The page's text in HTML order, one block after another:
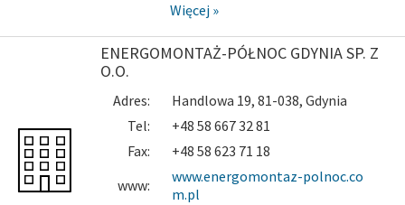
Więcej »
ENERGOMONTAŻ-PÓŁNOC GDYNIA SP. Z
O.O.
Adres:
Handlowa 19, 81-038, Gdynia
Tel:
+48 58 667 32 81
Fax:
+48 58 623 71 18
www:
www.energomontaz-polnoc.co
m.pl